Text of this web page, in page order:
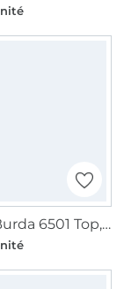
Patron Burda 6501 Top, en français